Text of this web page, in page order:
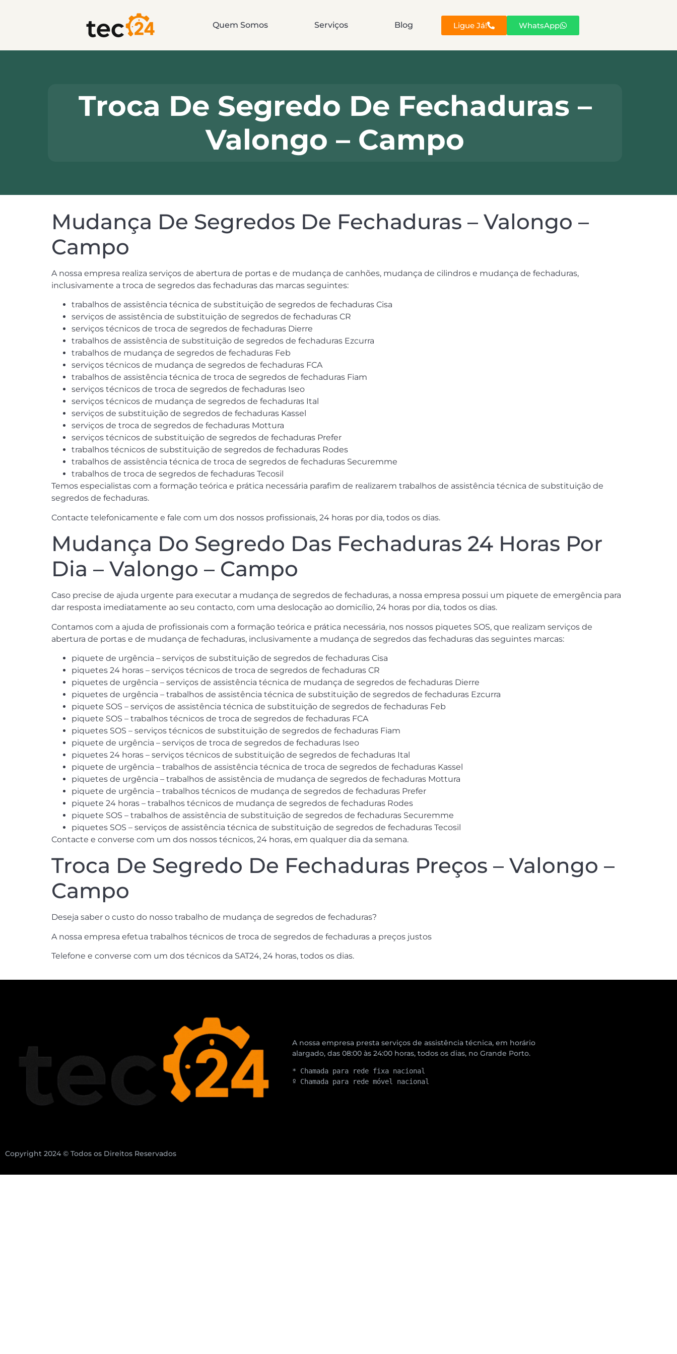
Quem Somos Serviços Blog Ligue Já! WhatsApp
Troca De Segredo De Fechaduras –
Valongo – Campo
Mudança De Segredos De Fechaduras – Valongo –
Campo
A nossa empresa realiza serviços de abertura de portas e de mudança de canhões, mudança de cilindros e mudança de fechaduras,
inclusivamente a troca de segredos das fechaduras das marcas seguintes:
trabalhos de assistência técnica de substituição de segredos de fechaduras Cisa
serviços de assistência de substituição de segredos de fechaduras CR
serviços técnicos de troca de segredos de fechaduras Dierre
trabalhos de assistência de substituição de segredos de fechaduras Ezcurra
trabalhos de mudança de segredos de fechaduras Feb
serviços técnicos de mudança de segredos de fechaduras FCA
trabalhos de assistência técnica de troca de segredos de fechaduras Fiam
serviços técnicos de troca de segredos de fechaduras Iseo
serviços técnicos de mudança de segredos de fechaduras Ital
serviços de substituição de segredos de fechaduras Kassel
serviços de troca de segredos de fechaduras Mottura
serviços técnicos de substituição de segredos de fechaduras Prefer
trabalhos técnicos de substituição de segredos de fechaduras Rodes
trabalhos de assistência técnica de troca de segredos de fechaduras Securemme
trabalhos de troca de segredos de fechaduras Tecosil
Temos especialistas com a formação teórica e prática necessária parafim de realizarem trabalhos de assistência técnica de substituição de
segredos de fechaduras.
Contacte telefonicamente e fale com um dos nossos profissionais, 24 horas por dia, todos os dias.
Mudança Do Segredo Das Fechaduras 24 Horas Por
Dia – Valongo – Campo
Caso precise de ajuda urgente para executar a mudança de segredos de fechaduras, a nossa empresa possui um piquete de emergência para
dar resposta imediatamente ao seu contacto, com uma deslocação ao domicílio, 24 horas por dia, todos os dias.
Contamos com a ajuda de profissionais com a formação teórica e prática necessária, nos nossos piquetes SOS, que realizam serviços de
abertura de portas e de mudança de fechaduras, inclusivamente a mudança de segredos das fechaduras das seguintes marcas:
piquete de urgência – serviços de substituição de segredos de fechaduras Cisa
piquetes 24 horas – serviços técnicos de troca de segredos de fechaduras CR
piquetes de urgência – serviços de assistência técnica de mudança de segredos de fechaduras Dierre
piquetes de urgência – trabalhos de assistência técnica de substituição de segredos de fechaduras Ezcurra
piquete SOS – serviços de assistência técnica de substituição de segredos de fechaduras Feb
piquete SOS – trabalhos técnicos de troca de segredos de fechaduras FCA
piquetes SOS – serviços técnicos de substituição de segredos de fechaduras Fiam
piquete de urgência – serviços de troca de segredos de fechaduras Iseo
piquetes 24 horas – serviços técnicos de substituição de segredos de fechaduras Ital
piquete de urgência – trabalhos de assistência técnica de troca de segredos de fechaduras Kassel
piquetes de urgência – trabalhos de assistência de mudança de segredos de fechaduras Mottura
piquete de urgência – trabalhos técnicos de mudança de segredos de fechaduras Prefer
piquete 24 horas – trabalhos técnicos de mudança de segredos de fechaduras Rodes
piquete SOS – trabalhos de assistência de substituição de segredos de fechaduras Securemme
piquetes SOS – serviços de assistência técnica de substituição de segredos de fechaduras Tecosil
Contacte e converse com um dos nossos técnicos, 24 horas, em qualquer dia da semana.
Troca De Segredo De Fechaduras Preços – Valongo –
Campo
Deseja saber o custo do nosso trabalho de mudança de segredos de fechaduras?
A nossa empresa efetua trabalhos técnicos de troca de segredos de fechaduras a preços justos
Telefone e converse com um dos técnicos da SAT24, 24 horas, todos os dias.
A nossa empresa presta serviços de assistência técnica, em horário
alargado, das 08:00 às 24:00 horas, todos os dias, no Grande Porto.
* Chamada para rede fixa nacional
º Chamada para rede móvel nacional
Copyright 2024 © Todos os Direitos Reservados